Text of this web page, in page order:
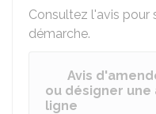
Consultez l'avis pour
démarche.
Avis
ou désigner
ligne